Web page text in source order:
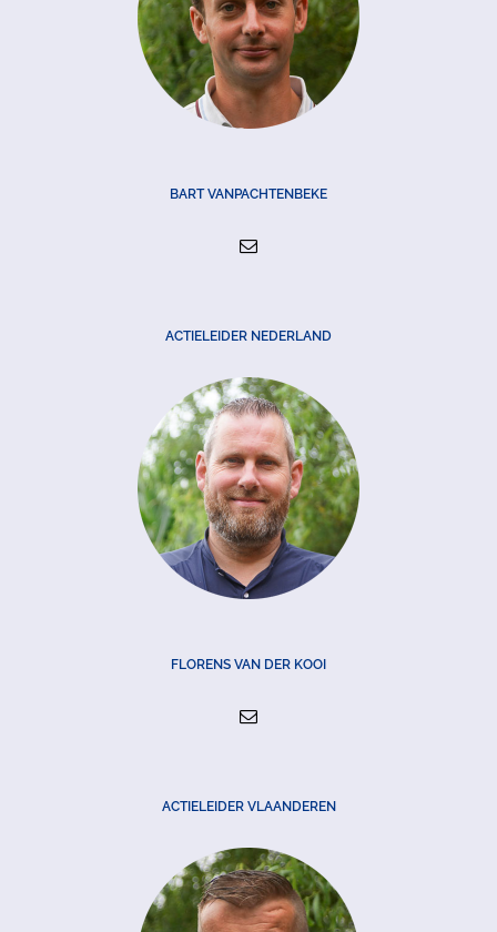
BART VANPACHTENBEKE
ACTIELEIDER NEDERLAND
FLORENS VAN DER KOOI
ACTIELEIDER VLAANDEREN